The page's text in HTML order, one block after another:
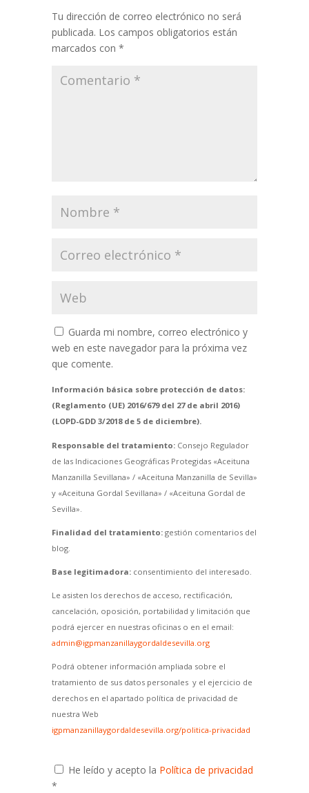
Tu dirección de correo electrónico no será
publicada. Los campos obligatorios están
marcados con *
Guarda mi nombre, correo electrónico y
web en este navegador para la próxima vez
que comente.
Información básica sobre protección de datos:
(Reglamento (UE) 2016/679 del 27 de abril 2016)
(LOPD-GDD 3/2018 de 5 de diciembre).
Responsable del tratamiento:Consejo Regulador
de las Indicaciones Geográficas Protegidas «Aceituna
Manzanilla Sevillana» / «Aceituna Manzanilla de Sevilla»
y «Aceituna Gordal Sevillana» / «Aceituna Gordal de
Sevilla».
Finalidad del tratamiento:gestión comentarios del
blog.
Base legitimadora:consentimiento del interesado.
Le asisten los derechos de acceso, rectificación,
cancelación, oposición, portabilidad y limitación que
podrá ejercer en nuestras oficinas o en el email:
admin@igpmanzanillaygordaldesevilla.org
Podrá obtener información ampliada sobre el
tratamiento de sus datos personales y el ejercicio de
derechos en el apartado política de privacidad de
nuestra Web
igpmanzanillaygordaldesevilla.org/politica-privacidad
He leído y acepto la Política de privacidad
*